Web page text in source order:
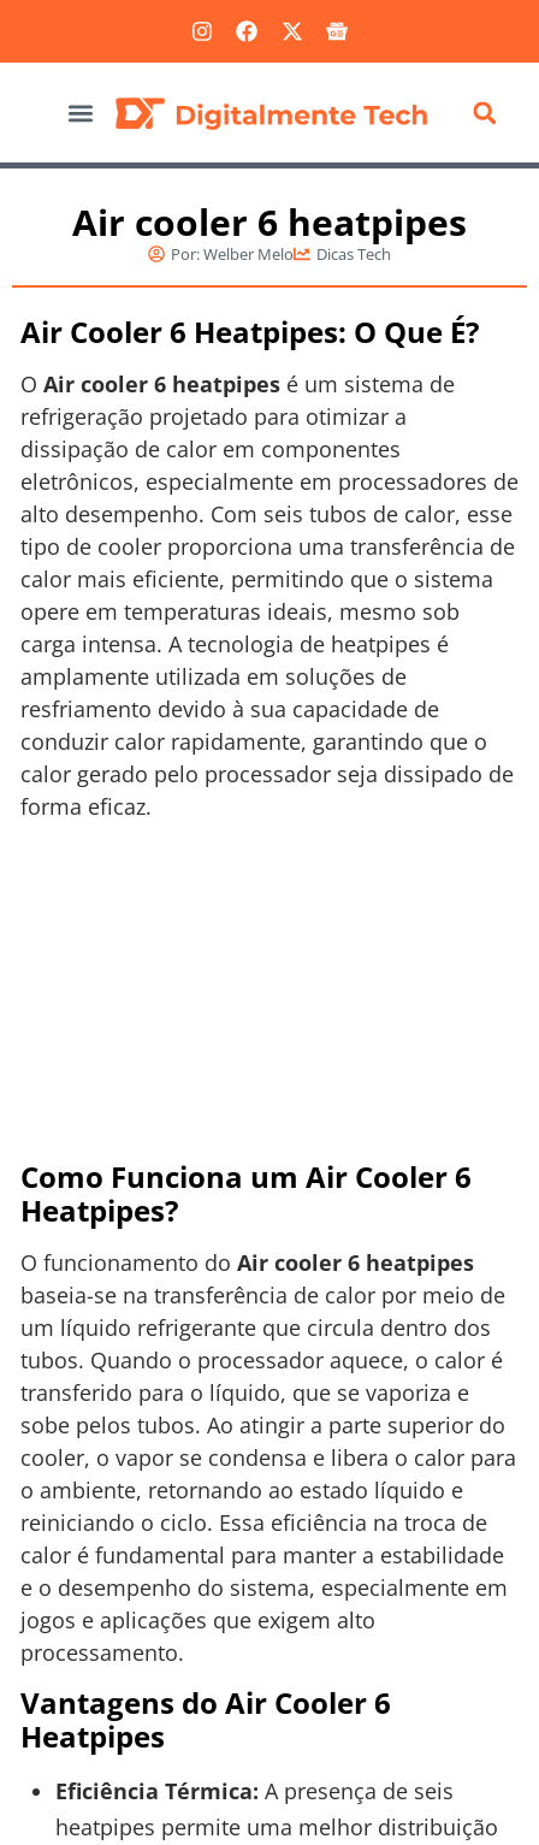
Air cooler 6 heatpipes
Por:Welber Melo Dicas Tech
Air Cooler 6 Heatpipes: O Que É?
O Air cooler 6 heatpipes é um sistema de
refrigeração projetado para otimizar a
dissipação de calor em componentes
eletrônicos, especialmente em processadores de
alto desempenho. Com seis tubos de calor, esse
tipo de cooler proporciona uma transferência de
calor mais eficiente, permitindo que o sistema
opere em temperaturas ideais, mesmo sob
carga intensa. A tecnologia de heatpipes é
amplamente utilizada em soluções de
resfriamento devido à sua capacidade de
conduzir calor rapidamente, garantindo que o
calor gerado pelo processador seja dissipado de
forma eficaz.
Como Funciona um Air Cooler 6
Heatpipes?
O funcionamento do Air cooler 6 heatpipes
baseia-se na transferência de calor por meio de
um líquido refrigerante que circula dentro dos
tubos. Quando o processador aquece, o calor é
transferido para o líquido, que se vaporiza e
sobe pelos tubos. Ao atingir a parte superior do
cooler, o vapor se condensa e libera o calor para
o ambiente, retornando ao estado líquido e
reiniciando o ciclo. Essa eficiência na troca de
calor é fundamental para manter a estabilidade
e o desempenho do sistema, especialmente em
jogos e aplicações que exigem alto
processamento.
Vantagens do Air Cooler 6
Heatpipes
Eficiência Térmica: A presença de seis
heatpipes permite uma melhor distribuição